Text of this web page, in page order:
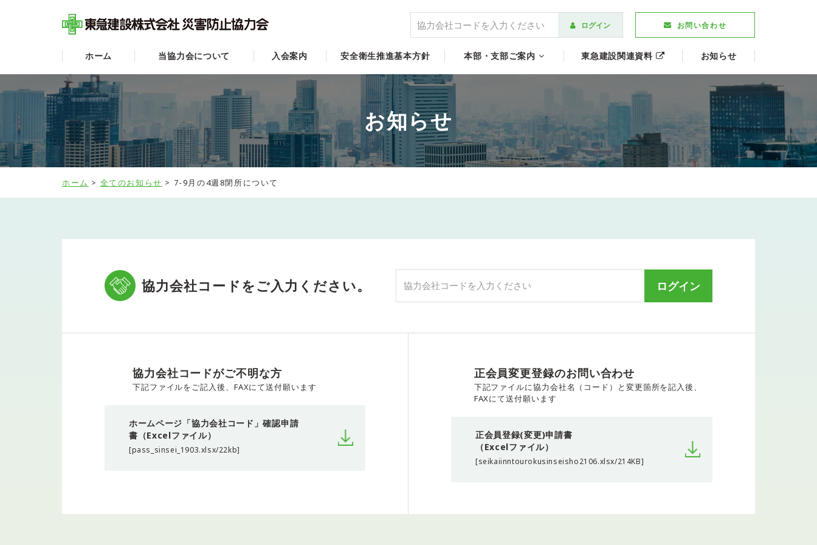
ログイン お問い合わせ
ホーム 当協力会について 入会案内 安全衛生推進基本方針 本部・支部ご案内 東急建設関連資料 お知らせ
お知らせ
ホーム > 全てのお知らせ > 7-9月の4週8閉所について
協力会社コードをご入力ください。 ログイン
協力会社コードがご不明な方
下記ファイルをご記入後、FAXにて送付願います
ホームページ「協力会社コード」確認申請
書（Excelファイル）
[pass_sinsei_1903.xlsx/22kb]
正会員変更登録のお問い合わせ
下記ファイルに協力会社名（コード）と変更箇所を記入後、
FAXにて送付願います
正会員登録(変更)申請書
（Excelファイル）
[seikaiinntourokusinseisho2106.xlsx/214KB]